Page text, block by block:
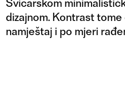
Švicarskom
dizajnom. Kontrast
namještaj i po mjeri